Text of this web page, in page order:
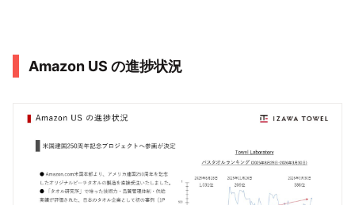
Amazon US の進捗状況